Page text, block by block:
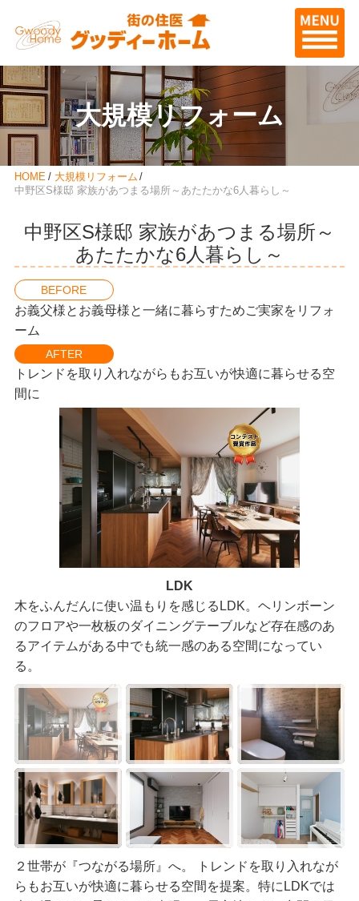
大規模リフォーム
HOME
大規模リフォーム
中野区S様邸 家族があつまる場所～あたたかな6人暮らし～
中野区S様邸 家族があつまる場所～
あたたかな6人暮らし～
BEFORE
お義父様とお義母様と一緒に暮らすためご実家をリフォ
ーム
AFTER
トレンドを取り入れながらもお互いが快適に暮らせる空
間に
LDK
木をふんだんに使い温もりを感じるLDK。ヘリンボーン
のフロアや一枚板のダイニングテーブルなど存在感のあ
るアイテムがある中でも統一感のある空間になってい
る。
２世帯が『つながる場所』へ。 トレンドを取り入れなが
らもお互いが快適に暮らせる空間を提案。特にLDKでは